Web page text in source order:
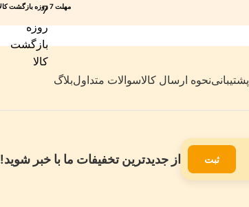
مهلت 7 روزه بازگشت کالا
پشتیبانینحوه ارسال کالاسوالات متداولبلاگ
از جدیدترین تخفیفات ما با خبر شوید! ثبت